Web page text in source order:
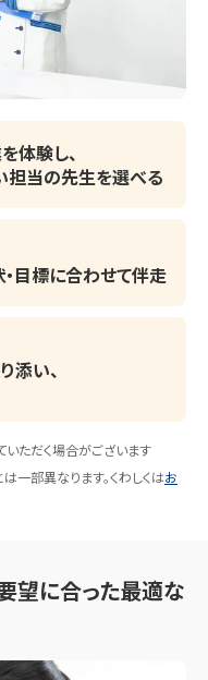
館高校、山手学院高
、横浜市立金沢高校、
山中学校、横浜市立
横浜市立東永谷中学
、など
横浜市立永谷小学校、
体験し、
担当の先生を選べる
目標に合わせて伴走
添い、
ただく場合がございます
部異なります。くわしくはお
望に合った最適な